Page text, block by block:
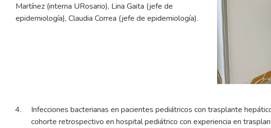
Martínez (interna URosario), Lina Gaita (jefe de
epidemiología), Claudia Correa (jefe de epidemiología).
Infecciones bacterianas en pacientes pediátricos con trasplante
cohorte retrospectivo en hospital pediátrico con experiencia en